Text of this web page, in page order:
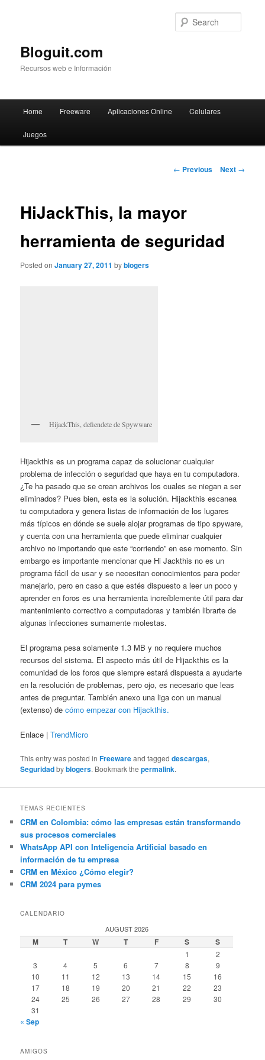
Bloguit.com
Recursos web e Información
Skip
to
Home Freeware Aplicaciones Online Celulares
Juegos
Post
← Previous Next →
HiJackThis, la mayor
herramienta de seguridad
Posted onJanuary 27, 2011 byblogers
HijackThis, defiendete de Spywware
Hijackthis es un programa capaz de solucionar cualquier
problema de infección o seguridad que haya en tu computadora.
¿Te ha pasado que se crean archivos los cuales se niegan a ser
eliminados? Pues bien, esta es la solución. Hijackthis escanea
tu computadora y genera listas de información de los lugares
más típicos en dónde se suele alojar programas de tipo spyware,
y cuenta con una herramienta que puede eliminar cualquier
archivo no importando que este “corriendo” en ese momento. Sin
embargo es importante mencionar que Hi Jackthis no es un
programa fácil de usar y se necesitan conocimientos para poder
manejarlo, pero en caso a que estés dispuesto a leer un poco y
aprender en foros es una herramienta increíblemente útil para dar
mantenimiento correctivo a computadoras y también librarte de
algunas infecciones sumamente molestas.
El programa pesa solamente 1.3 MB y no requiere muchos
recursos del sistema. El aspecto más útil de Hijackthis es la
comunidad de los foros que siempre estará dispuesta a ayudarte
en la resolución de problemas, pero ojo, es necesario que leas
antes de preguntar. También anexo una liga con un manual
(extenso) decómo empezar con Hijackthis.
Enlace |TrendMicro
This entry was posted inFreewareand taggeddescargas,
Seguridadbyblogers. Bookmark thepermalink.
TEMAS RECIENTES
CRM en Colombia: cómo las empresas están transformando
sus procesos comerciales
WhatsApp API con Inteligencia Artificial basado en
información de tu empresa
CRM en México ¿Cómo elegir?
CRM 2024 para pymes
CALENDARIO
AUGUST 2026
M T W T F S S
1
2
3
4 5 6 7 8
9
10
11 12 13 14 15
16
17
18 19 20 21 22
23
24
25 26 27 28 29
30
31
« Sep
AMIGOS